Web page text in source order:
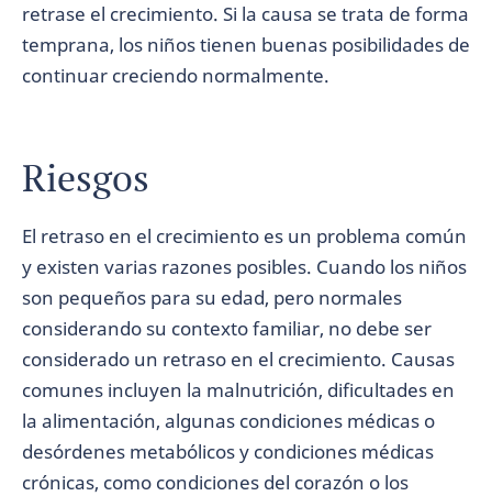
retrase el crecimiento. Si la causa se trata de forma
temprana, los niños tienen buenas posibilidades de
continuar creciendo normalmente.
Riesgos
El retraso en el crecimiento es un problema común
y existen varias razones posibles. Cuando los niños
son pequeños para su edad, pero normales
considerando su contexto familiar, no debe ser
considerado un retraso en el crecimiento. Causas
comunes incluyen la malnutrición, dificultades en
la alimentación, algunas condiciones médicas o
desórdenes metabólicos y condiciones médicas
crónicas, como condiciones del corazón o los